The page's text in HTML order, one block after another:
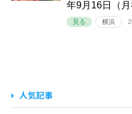
年9月16日（月
見る 横浜